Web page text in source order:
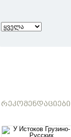
ᲠᲔᲙᲝᲛᲔᲜᲓᲐᲪᲘᲔᲑᲘ